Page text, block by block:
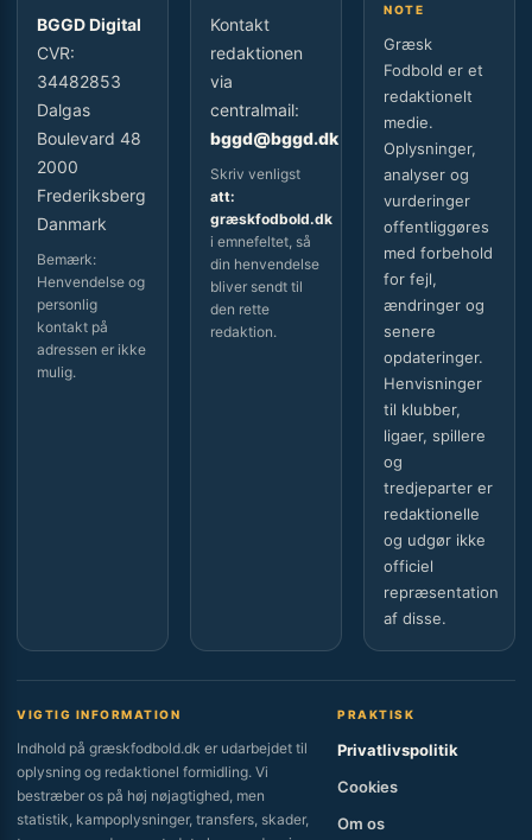
BGGD Digital
CVR:
34482853
Dalgas
Boulevard 48
2000
Frederiksberg
Danmark
Bemærk:
Henvendelse og
personlig
kontakt på
adressen er ikke
mulig.
Kontakt
redaktionen
via
centralmail:
bggd@bggd.dk
Skriv venligst
att:
græskfodbold.dk
i emnefeltet, så
din henvendelse
bliver sendt til
den rette
redaktion.
NOTE
Græsk
Fodbold er et
redaktionelt
medie.
Oplysninger,
analyser og
vurderinger
offentliggøres
med forbehold
for fejl,
ændringer og
senere
opdateringer.
Henvisninger
til klubber,
ligaer, spillere
og
tredjeparter er
redaktionelle
og udgør ikke
officiel
repræsentation
af disse.
VIGTIG INFORMATION
Indhold på græskfodbold.dk er udarbejdet til
oplysning og redaktionel formidling. Vi
bestræber os på høj nøjagtighed, men
statistik, kampoplysninger, transfers, skader,
PRAKTISK
Privatlivspolitik
Cookies
Om os